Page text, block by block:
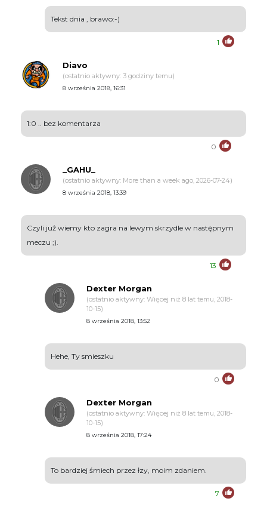
Tekst dnia , brawo:-)
1
Diavo
(ostatnio aktywny: 3 godziny temu)
8 września 2018, 16:31
1:0 .. bez komentarza
0
_GAHU_
(ostatnio aktywny: More than a week ago, 2026-07-24)
8 września 2018, 13:39
Czyli już wiemy kto zagra na lewym skrzydle w następnym
meczu ;).
13
Dexter Morgan
(ostatnio aktywny: Więcej niż 8 lat temu, 2018-
10-15)
8 września 2018, 13:52
Hehe, Ty smieszku
0
Dexter Morgan
(ostatnio aktywny: Więcej niż 8 lat temu, 2018-
10-15)
8 września 2018, 17:24
To bardziej śmiech przez łzy, moim zdaniem.
7